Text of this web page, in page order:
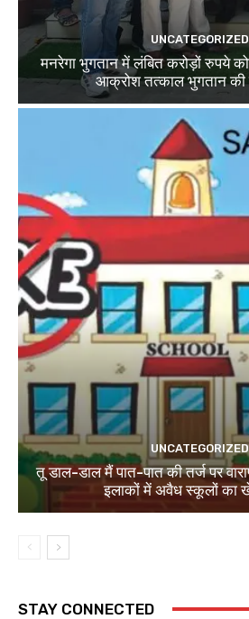
UNCATEGORIZED
मनरेगा भुगतान में लंबित करोड़ों रुपये
आक्रोश तत्काल भुगतान की
UNCATEGORIZED
तू डाल-डाल मैं पात-पात की तर्ज पर
इलाकों में अवैध स्कूलों का
STAY CONNECTED